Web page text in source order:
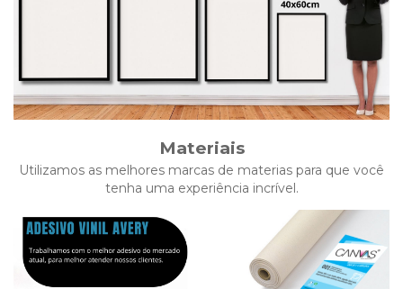
Materiais
Utilizamos as melhores marcas de materias para que você
tenha uma experiência incrível.